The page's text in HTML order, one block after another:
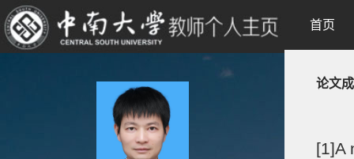
首页
论文
[1]A